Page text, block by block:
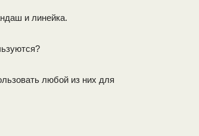
и линейка.
любой из них для